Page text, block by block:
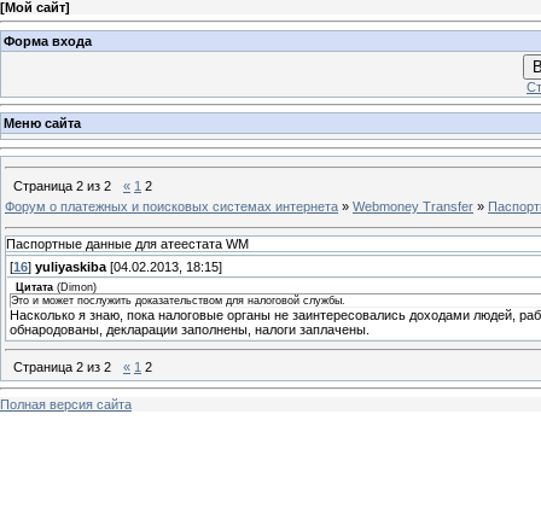
[Мой сайт]
Форма входа
Меню сайта
Страница 2 из 2 « 1 2
Форум о платежных и поисковых системах интернета » Webmoney Transfer »
Паспортные данные для атеестата WM
[16] yuliyaskiba [04.02.2013, 18:15]
Цитата (Dimon)
Это и может послужить доказательством для налоговой службы.
Насколько я знаю, пока налоговые органы не заинтересовались доходами людей,
обнародованы, декларации заполнены, налоги заплачены.
Страница 2 из 2 « 1 2
Полная версия сайта